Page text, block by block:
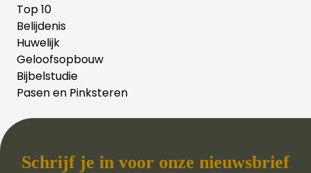
Top 10
Belijdenis
Huwelijk
Geloofsopbouw
Bijbelstudie
Pasen en Pinksteren
Schrijf je in voor onze nieuwsbrief